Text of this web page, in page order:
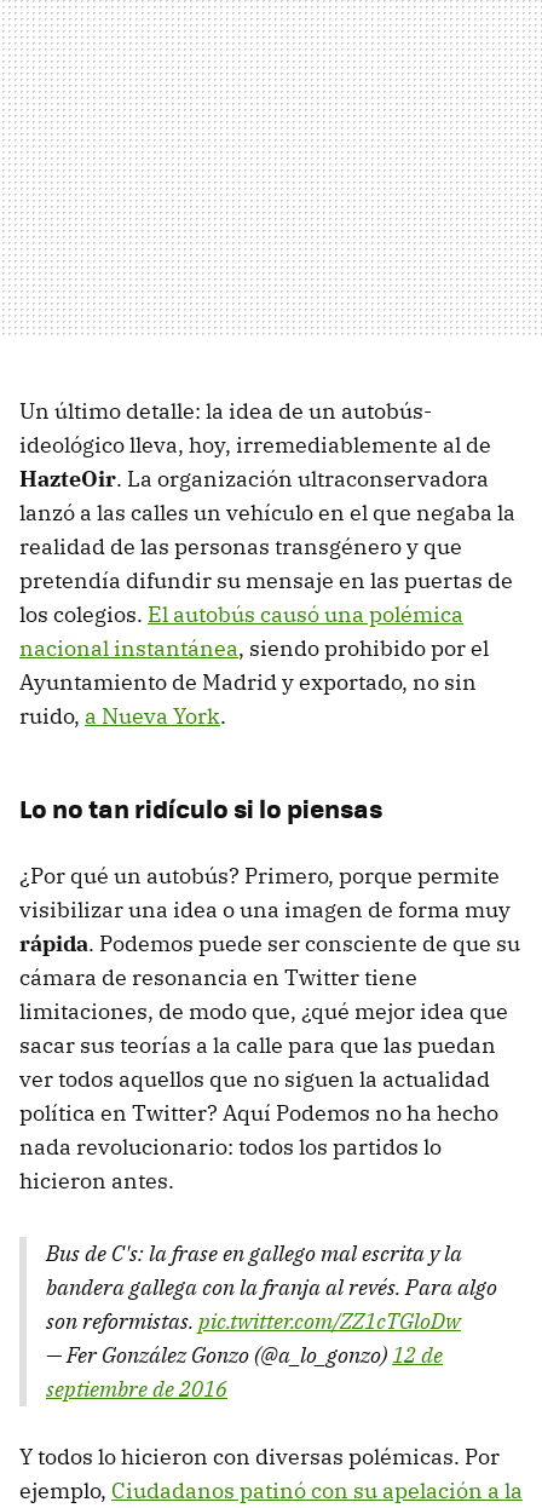
Un último detalle: la idea de un autobús-
ideológico lleva, hoy, irremediablemente al de
HazteOir. La organización ultraconservadora
lanzó a las calles un vehículo en el que negaba la
realidad de las personas transgénero y que
pretendía difundir su mensaje en las puertas de
los colegios. El autobús causó una polémica
nacional instantánea, siendo prohibido por el
Ayuntamiento de Madrid y exportado, no sin
ruido, a Nueva York.
Lo no tan ridículo si lo piensas
¿Por qué un autobús? Primero, porque permite
visibilizar una idea o una imagen de forma muy
rápida. Podemos puede ser consciente de que su
cámara de resonancia en Twitter tiene
limitaciones, de modo que, ¿qué mejor idea que
sacar sus teorías a la calle para que las puedan
ver todos aquellos que no siguen la actualidad
política en Twitter? Aquí Podemos no ha hecho
nada revolucionario: todos los partidos lo
hicieron antes.
Bus de C's: la frase en gallego mal escrita y la
bandera gallega con la franja al revés. Para algo
son reformistas. pic.twitter.com/ZZ1cTGloDw
— Fer González Gonzo (@a_lo_gonzo)12 de
septiembre de 2016
Y todos lo hicieron con diversas polémicas. Por
ejemplo, Ciudadanos patinó con su apelación a la